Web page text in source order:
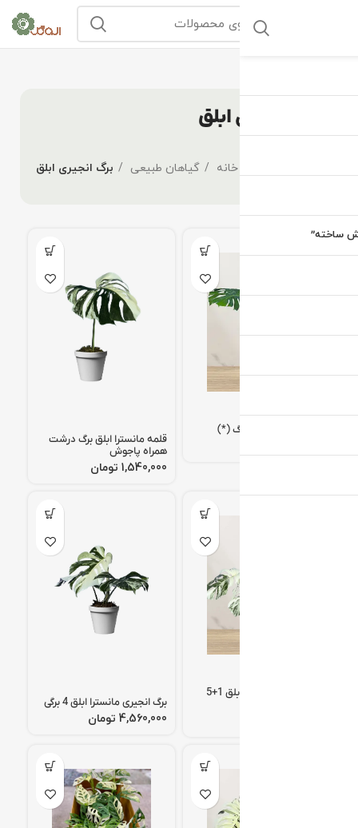
برگ انجیری ابلق
خانه گیاهان طبیعی برگ انجیری ابلق
قلمه مانسترا ابلق برگ درشت
همراه پاجوش
تومان
برگ انجیری مانسترا ابلق 1+5
برگ انجیری مانسترا ابلق 4 برگی
تومان
ساخته”